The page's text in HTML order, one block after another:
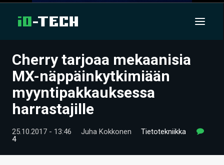
UUTISET
ARTIKKELIT
VIDEOT
TECHBBS
Cherry tarjoaa mekaanisia
MX-näppäinkytkimiään
myyntipakkauksessa
harrastajille
25.10.2017 - 13:46 Juha Kokkonen
Tietotekniikka
4